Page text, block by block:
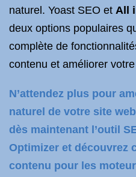
naturel. Yoast SEO et All
deux options populaires
complète de
contenu et améliorer
N’attendez plus pour
naturel de votre site
dès maintenant l’outil
Optimizer et découvrez
contenu pour les